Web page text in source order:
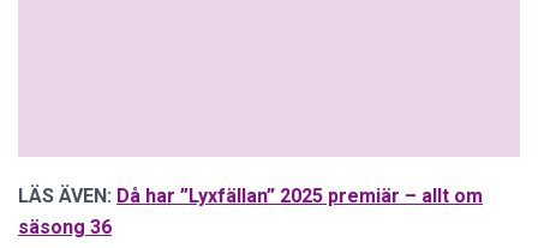
LÄS ÄVEN: Då har ”Lyxfällan” 2025 premiär – allt om
säsong 36